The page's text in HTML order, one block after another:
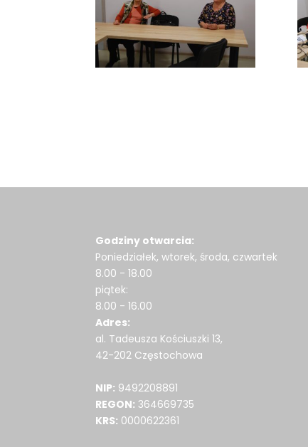
Godziny otwarcia:
Poniedziałek, wtorek, środa, czwartek
8.00 - 18.00
piątek:
8.00 - 16.00
Adres:
al. Tadeusza Kościuszki 13,
42-202 Częstochowa
NIP: 9492208891
REGON: 364669735
KRS: 0000622361